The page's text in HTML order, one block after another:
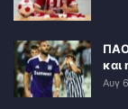
και
Αυγ